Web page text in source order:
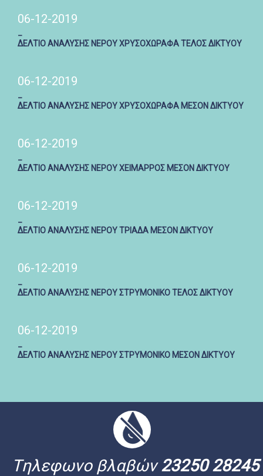
06-12-2019
ΔΕΛΤΙΟ ΑΝΑΛΥΣΗΣ ΝΕΡΟΥ ΧΡΥΣΟΧΩΡΑΦΑ ΤΕΛΟΣ ΔΙΚΤΥΟΥ
06-12-2019
ΔΕΛΤΙΟ ΑΝΑΛΥΣΗΣ ΝΕΡΟΥ ΧΡΥΣΟΧΩΡΑΦΑ ΜΕΣΟΝ ΔΙΚΤΥΟΥ
06-12-2019
ΔΕΛΤΙΟ ΑΝΑΛΥΣΗΣ ΝΕΡΟΥ ΧΕΙΜΑΡΡΟΣ ΜΕΣΟΝ ΔΙΚΤΥΟΥ
06-12-2019
ΔΕΛΤΙΟ ΑΝΑΛΥΣΗΣ ΝΕΡΟΥ ΤΡΙΑΔΑ ΜΕΣΟΝ ΔΙΚΤΥΟΥ
06-12-2019
ΔΕΛΤΙΟ ΑΝΑΛΥΣΗΣ ΝΕΡΟΥ ΣΤΡΥΜΟΝΙΚΟ ΤΕΛΟΣ ΔΙΚΤΥΟΥ
06-12-2019
ΔΕΛΤΙΟ ΑΝΑΛΥΣΗΣ ΝΕΡΟΥ ΣΤΡΥΜΟΝΙΚΟ ΜΕΣΟΝ ΔΙΚΤΥΟΥ
Tηλεφωνο βλαβών23250 28245